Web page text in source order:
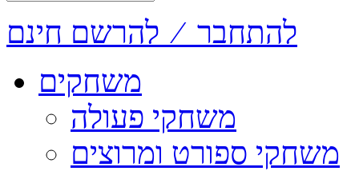
להתחבר ⁄ להרשם חינם
משחקים
משחקי פעולה
משחקי ספורט ומרוצים